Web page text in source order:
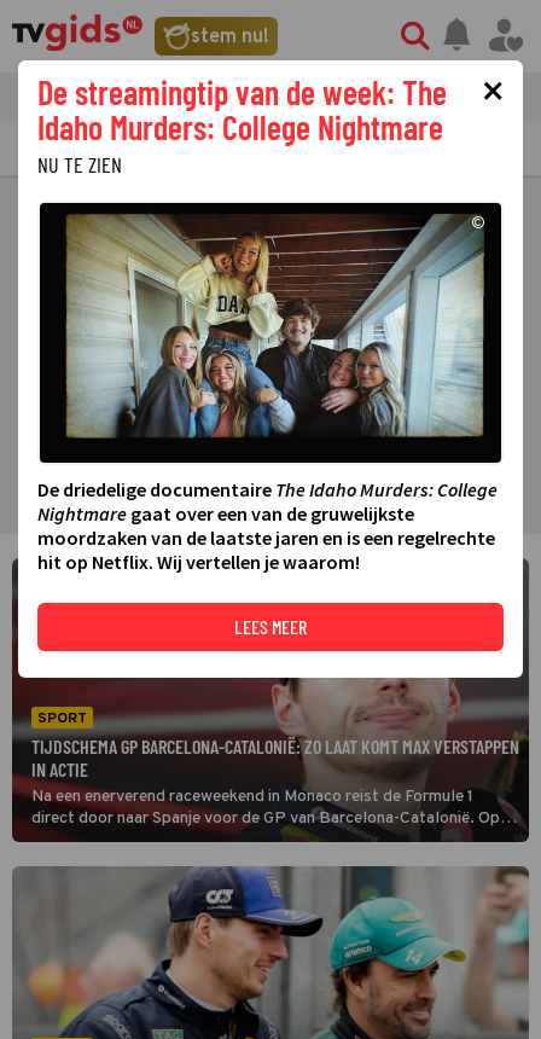
stem nu!
tvgids streaming nieuws
PRIMETIME GEMIST
SPORT
TIJDSCHEMA GP BARCELONA-CATALONIË: ZO LAAT KOMT MAX VERSTAPPEN
IN ACTIE
Na een enerverend raceweekend in Monaco reist de Formule 1
direct door naar Spanje voor de GP van Barcelona-Catalonië. Op
het Circuit de Barcelona-Catalunya krijgt Max Verstappen de kans
om verloren terrein goed te maken. En dat op een circuit waar hij
mooie herinneringen heeft liggen.
×
De streamingtip van de week: The
Idaho Murders: College Nightmare
NU TE ZIEN
©
De driedelige documentaire The Idaho Murders: College
Nightmare gaat over een van de gruwelijkste
moordzaken van de laatste jaren en is een regelrechte
hit op Netflix. Wij vertellen je waarom!
LEES MEER